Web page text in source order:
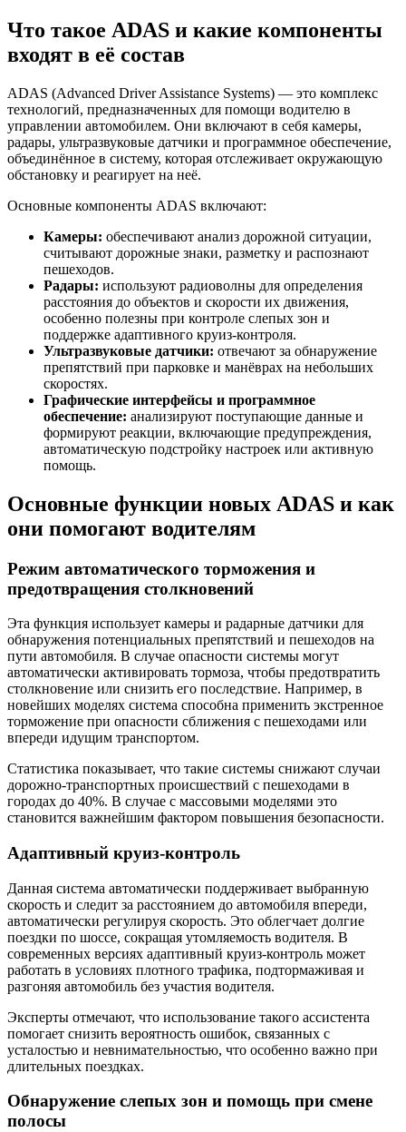
Что такое ADAS и какие компоненты
входят в её состав
ADAS (Advanced Driver Assistance Systems) — это комплекс
технологий, предназначенных для помощи водителю в
управлении автомобилем. Они включают в себя камеры,
радары, ультразвуковые датчики и программное обеспечение,
объединённое в систему, которая отслеживает окружающую
обстановку и реагирует на неё.
Основные компоненты ADAS включают:
Камеры: обеспечивают анализ дорожной ситуации,
считывают дорожные знаки, разметку и распознают
пешеходов.
Радары: используют радиоволны для определения
расстояния до объектов и скорости их движения,
особенно полезны при контроле слепых зон и
поддержке адаптивного круиз-контроля.
Ультразвуковые датчики: отвечают за обнаружение
препятствий при парковке и манёврах на небольших
скоростях.
Графические интерфейсы и программное
обеспечение: анализируют поступающие данные и
формируют реакции, включающие предупреждения,
автоматическую подстройку настроек или активную
помощь.
Основные функции новых ADAS и как
они помогают водителям
Режим автоматического торможения и
предотвращения столкновений
Эта функция использует камеры и радарные датчики для
обнаружения потенциальных препятствий и пешеходов на
пути автомобиля. В случае опасности системы могут
автоматически активировать тормоза, чтобы предотвратить
столкновение или снизить его последствие. Например, в
новейших моделях система способна применить экстренное
торможение при опасности сближения с пешеходами или
впереди идущим транспортом.
Статистика показывает, что такие системы снижают случаи
дорожно-транспортных происшествий с пешеходами в
городах до 40%. В случае с массовыми моделями это
становится важнейшим фактором повышения безопасности.
Адаптивный круиз-контроль
Данная система автоматически поддерживает выбранную
скорость и следит за расстоянием до автомобиля впереди,
автоматически регулируя скорость. Это облегчает долгие
поездки по шоссе, сокращая утомляемость водителя. В
современных версиях адаптивный круиз-контроль может
работать в условиях плотного трафика, подтормаживая и
разгоняя автомобиль без участия водителя.
Эксперты отмечают, что использование такого ассистента
помогает снизить вероятность ошибок, связанных с
усталостью и невнимательностью, что особенно важно при
длительных поездках.
Обнаружение слепых зон и помощь при смене
полосы